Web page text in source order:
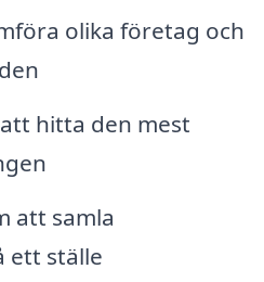
olika företag och
hitta den mest
att samla
ett ställe